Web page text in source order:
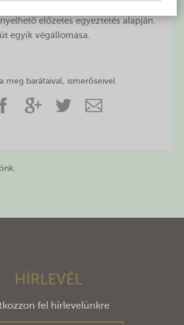
előzetes egyeztetés alapján.
egyik végállomása.
meg barátaival, ismerőseivel
HÍRLEVÉL
fel hírlevelünkre